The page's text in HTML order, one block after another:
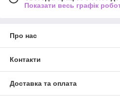
Показати весь графік
Про нас
Контакти
Доставка та оплата